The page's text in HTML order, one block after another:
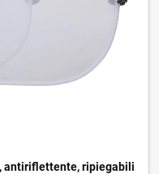
antiriflettente, ripiegabili